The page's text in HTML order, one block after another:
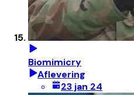
Biomimicry
Aflevering
23 jan 24